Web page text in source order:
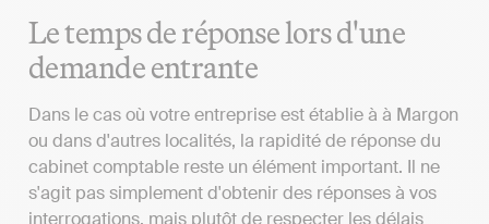
Le temps de réponse lors d'une
demande entrante
Dans le cas où votre entreprise est établie à à Margon
ou dans d'autres localités, la rapidité de réponse du
cabinet comptable reste un élément important. Il ne
s'agit pas simplement d'obtenir des réponses à vos